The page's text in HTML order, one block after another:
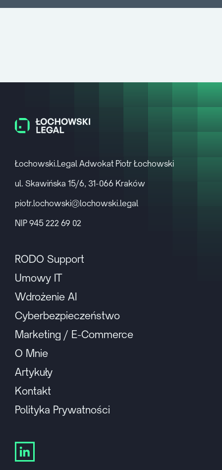
Łochowski.Legal Adwokat Piotr Łochowski
ul. Skawińska 15/6, 31-066 Kraków
piotr.lochowski@lochowski.legal
NIP 945 222 69 02
RODO Support
Umowy IT
Wdrożenie AI
Cyberbezpieczeństwo
Marketing / E-Commerce
O Mnie
Artykuły
Kontakt
Polityka Prywatności